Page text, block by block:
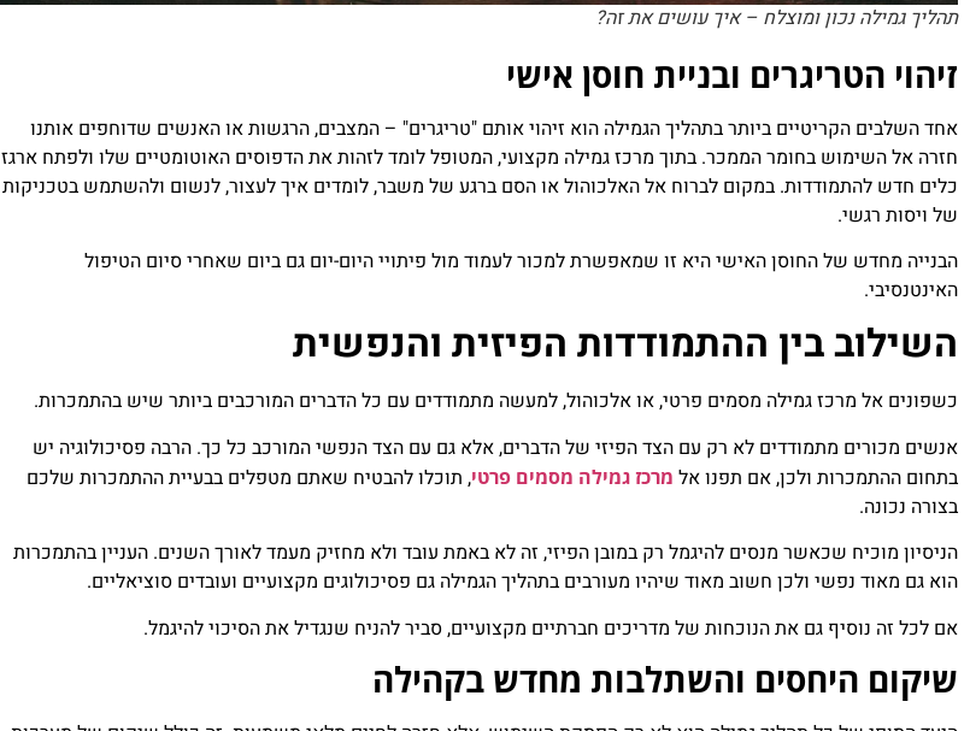
תהליך גמילה נכון ומוצלח – איך עושים את זה?
זיהוי הטריגרים ובניית חוסן אישי
אחד השלבים הקריטיים ביותר בתהליך הגמילה הוא זיהוי אותם "טריגרים" – המצבים, הרגשות או האנשים שדוחפים אותנו
חזרה אל השימוש בחומר הממכר. בתוך מרכז גמילה מקצועי, המטופל לומד לזהות את הדפוסים האוטומטיים שלו ולפתח ארגז
כלים חדש להתמודדות. במקום לברוח אל האלכוהול או הסם ברגע של משבר, לומדים איך לעצור, לנשום ולהשתמש בטכניקות
של ויסות רגשי.
הבנייה מחדש של החוסן האישי היא זו שמאפשרת למכור לעמוד מול פיתויי היום-יום גם ביום שאחרי סיום הטיפול
האינטנסיבי.
השילוב בין ההתמודדות הפיזית והנפשית
כשפונים אל מרכז גמילה מסמים פרטי, או אלכוהול, למעשה מתמודדים עם כל הדברים המורכבים ביותר שיש בהתמכרות.
אנשים מכורים מתמודדים לא רק עם הצד הפיזי של הדברים, אלא גם עם הצד הנפשי המורכב כל כך. הרבה פסיכולוגיה יש
בתחום ההתמכרות ולכן, אם תפנו אל מרכז גמילה מסמים פרטי, תוכלו להבטיח שאתם מטפלים בבעיית ההתמכרות שלכם
בצורה נכונה.
הניסיון מוכיח שכאשר מנסים להיגמל רק במובן הפיזי, זה לא באמת עובד ולא מחזיק מעמד לאורך השנים. העניין בהתמכרות
הוא גם מאוד נפשי ולכן חשוב מאוד שיהיו מעורבים בתהליך הגמילה גם פסיכולוגים מקצועיים ועובדים סוציאליים.
אם לכל זה נוסיף גם את הנוכחות של מדריכים חברתיים מקצועיים, סביר להניח שנגדיל את הסיכוי להיגמל.
שיקום היחסים והשתלבות מחדש בקהילה